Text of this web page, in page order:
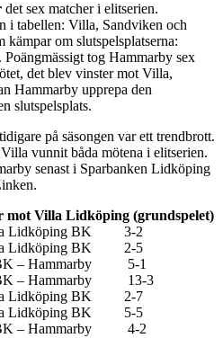
det sex matcher i elitserien.
i tabellen: Villa, Sandviken och
kämpar om slutspelsplatserna:
tog Hammarby sex
det blev vinster mot Villa,
Hammarby upprepa den
slutspelsplats.
på säsongen var ett trendbrott.
vunnit båda mötena i elitserien.
senast i Sparbanken Lidköping
mot Villa Lidköping (grundspelet)
Lidköping BK 3-2
Lidköping BK 2-5
– Hammarby 5-1
– Hammarby 13-3
Lidköping BK 2-7
Lidköping BK 5-5
– Hammarby 4-2